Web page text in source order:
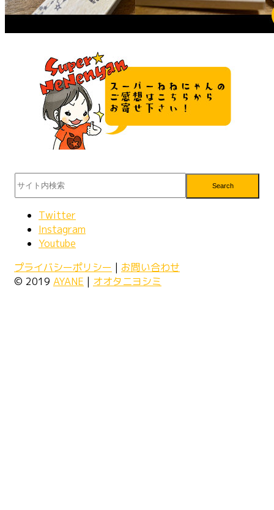
Search
Twitter
Instagram
Youtube
プライバシーポリシー | お問い合わせ
© 2019 AYANE | オオタニヨシミ